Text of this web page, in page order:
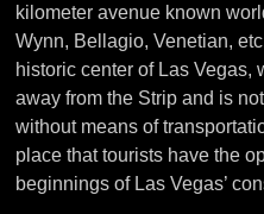
kilometer avenue known
Wynn, Bellagio, Venetian,
historic center of Las Vegas,
away from the Strip and is
without means of
place that tourists have the
beginnings of Las Vegas’